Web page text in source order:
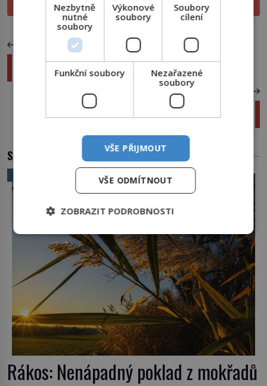
PROLISTOVAT TIŠTĚNÉ
PŘEDCHOZÍ ČLÁNEK
Hon na kacířské spisy: Páteru Koniášovi se
přisuzuje spálení 60 000 knih
Opravdu se stalo: Uvězněný 3 dny na dně
oceánu
SOUVISEJÍCÍ ČLÁNKY
VĚDA A TECHNIKA
Rákos: Nenápadný poklad z mokřadů
Nezbytně
nutné
soubory
Výkonové
soubory
Soubory
cílení
Funkční soubory
Nezařazené
soubory
VŠE PŘIJMOUT
VŠE ODMÍTNOUT
ZOBRAZIT PODROBNOSTI